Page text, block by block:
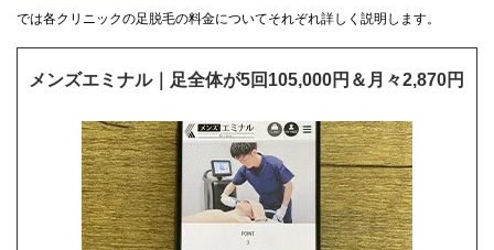
では各クリニックの足脱毛の料金についてそれぞれ詳しく説明します。
メンズエミナル｜足全体が5回105,000円＆月々2,870円